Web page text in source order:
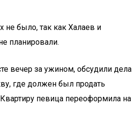
не было, так как Халаев и
планировали.
вечер за ужином, обсудили дела
где должен был продать
певица переоформила на